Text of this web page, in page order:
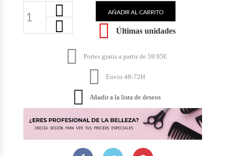
AÑADIR AL CARRITO
 Últimas unidades
 Portes gratis a partir de 59.95€
 Envío 48-72H
 Añadir a la lista de deseos